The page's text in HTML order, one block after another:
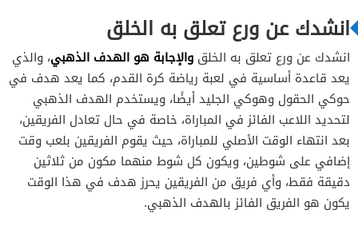
انشدك عن ورع تعلق به الخلق
انشدك عن ورع تعلق به الخلق والإجابة هو الهدف الذهبي، والذي
يعد قاعدة أساسية في لعبة رياضة كرة القدم، كما يعد هدف في
حوكي الحقول وهوكي الجليد أيضًا، ويستخدم الهدف الذهبي
لتحديد اللاعب الفائز في المباراة، خاصة في حال تعادل الفريقين،
بعد انتهاء الوقت الأصلي للمباراة، حيث يقوم الفريقين بلعب وقت
إضافي على شوطين، ويكون كل شوط منهما مكون من ثلاثين
دقيقة فقط، وأي فريق من الفريقين يحرز هدف في هذا الوقت
يكون هو الفريق الفائز بالهدف الذهبي.